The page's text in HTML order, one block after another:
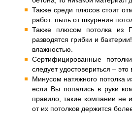
Также среди плюсов стоит
работ: пыль от шкурения
Также плюсом потолка из
разводятся грибки и
влажностью.
Сертифицированные
следует удостовериться –
Минусом натяжного потолка
если Вы попались в руки
правило, такие компании не
от их потолков держится